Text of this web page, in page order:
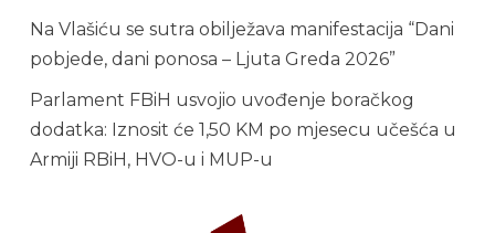
Na Vlašiću se sutra obilježava manifestacija “Dani
pobjede, dani ponosa – Ljuta Greda 2026”
Parlament FBiH usvojio uvođenje boračkog
dodatka: Iznosit će 1,50 KM po mjesecu učešća u
Armiji RBiH, HVO-u i MUP-u